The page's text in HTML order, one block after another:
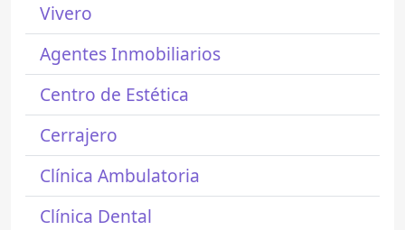
Vivero
Agentes Inmobiliarios
Centro de Estética
Cerrajero
Clínica Ambulatoria
Clínica Dental